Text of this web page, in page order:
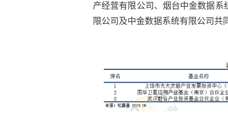
产经营有限公司、烟台中金数据
限公司及中金数据系统有限公司共